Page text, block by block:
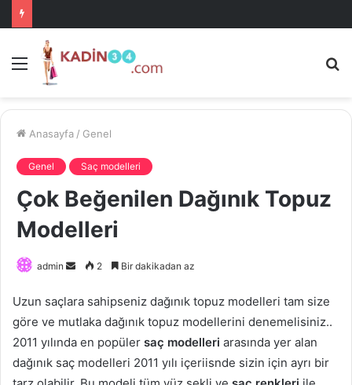
Menü
Anasayfa / Genel
Genel Saç modelleri
Çok Beğenilen Dağınık Topuz
Modelleri
admin
Bir
posta
göndermek
2 Bir dakikadan az
Uzun saçlara sahipseniz dağınık topuz modelleri tam size
göre ve mutlaka dağınık topuz modellerini denemelisiniz..
2011 yılında en popüler saç modelleri arasında yer alan
dağınık saç modelleri 2011 yılı içeriisnde sizin için ayrı bir